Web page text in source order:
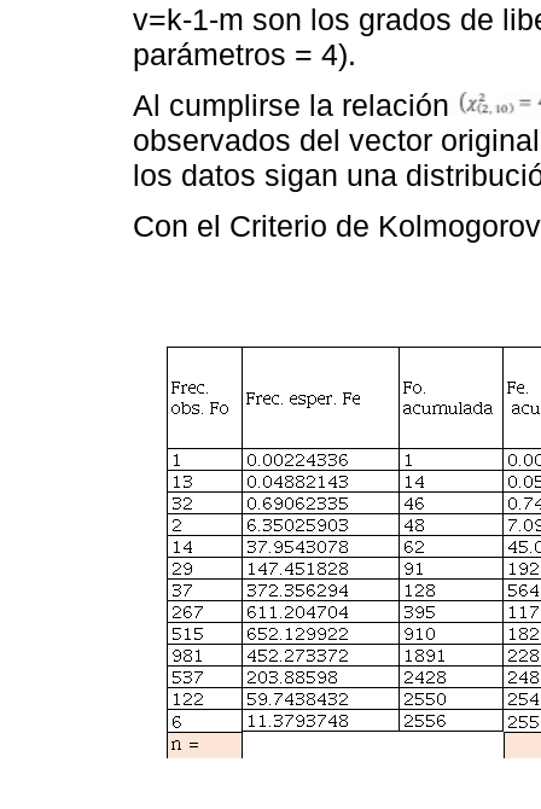
v=k-1-m son los grados de
parámetros = 4).
Al cumplirse la relación
observados del vector
los datos sigan una
Con el Criterio de